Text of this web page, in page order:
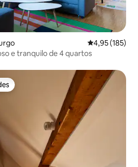
4,95 de uma
4,95 (185)
e tranquilo de 4 quartos